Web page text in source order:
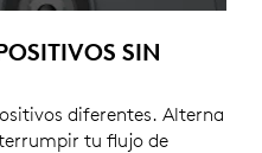
SIN
diferentes. Alterna
tu flujo de